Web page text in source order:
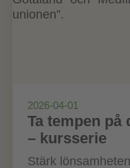
2026-04-01
Ta tempen
– kursserie
Stärk